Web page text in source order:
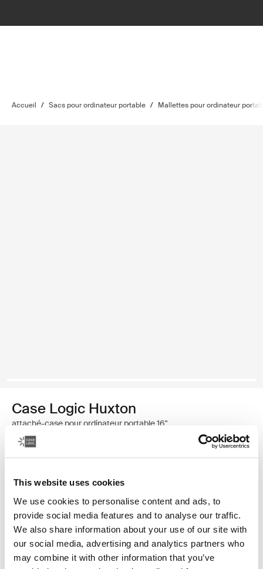
This website uses cookies
We use cookies to personalise content and ads, to
provide social media features and to analyse our traffic.
We also share information about your use of our site with
our social media, advertising and analytics partners who
may combine it with other information that you’ve
Accueil / Sacs pour ordinateur portable / Mallettes pour ordinateur
Case Logic Huxton
attaché-case pour ordinateur portable 16"
49,99 €
Couleur
Case Logic Huxton 16" Laptop Attaché Noir (selected)
Case Logic Huxton 16" Laptop Attaché Grahite